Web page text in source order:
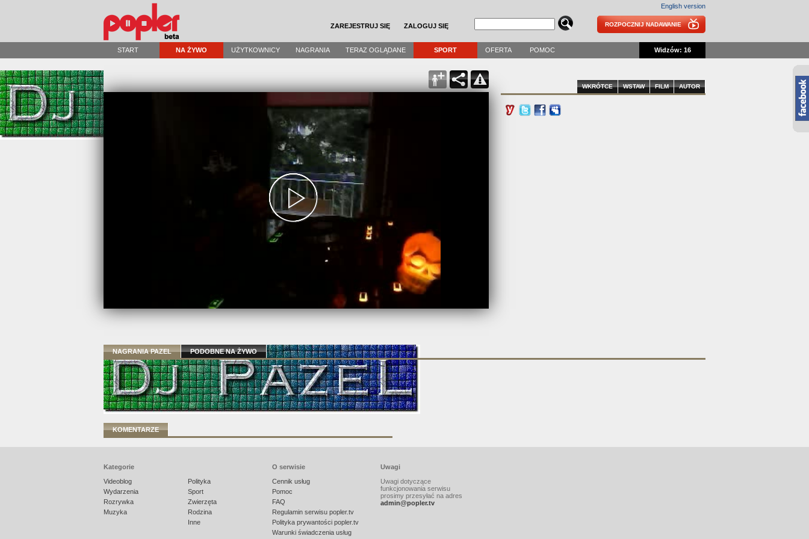
ZAREJESTRUJ SIĘ ZALOGUJ SIĘ
English version
ROZPOCZNIJ NADAWANIE
START NA ŻYWO UŻYTKOWNICY NAGRANIA TERAZ OGLĄDANE SPORT OFERTA POMOC Widzów: 16
AUTOR
FILM
WSTAW
WKRÓTCE
NAGRANIA PAZEL PODOBNE NA ŻYWO
KOMENTARZE
Kategorie
Videoblog
Wydarzenia
Rozrywka
Muzyka
Polityka
Sport
Zwierzęta
Rodzina
Inne
O serwisie
Cennik usług
Pomoc
FAQ
Regulamin serwisu popler.tv
Polityka prywantości popler.tv
Warunki świadczenia usług
Uwagi
Uwagi dotyczące
funkcjonowania serwisu
prosimy przesyłać na adres
admin@popler.tv